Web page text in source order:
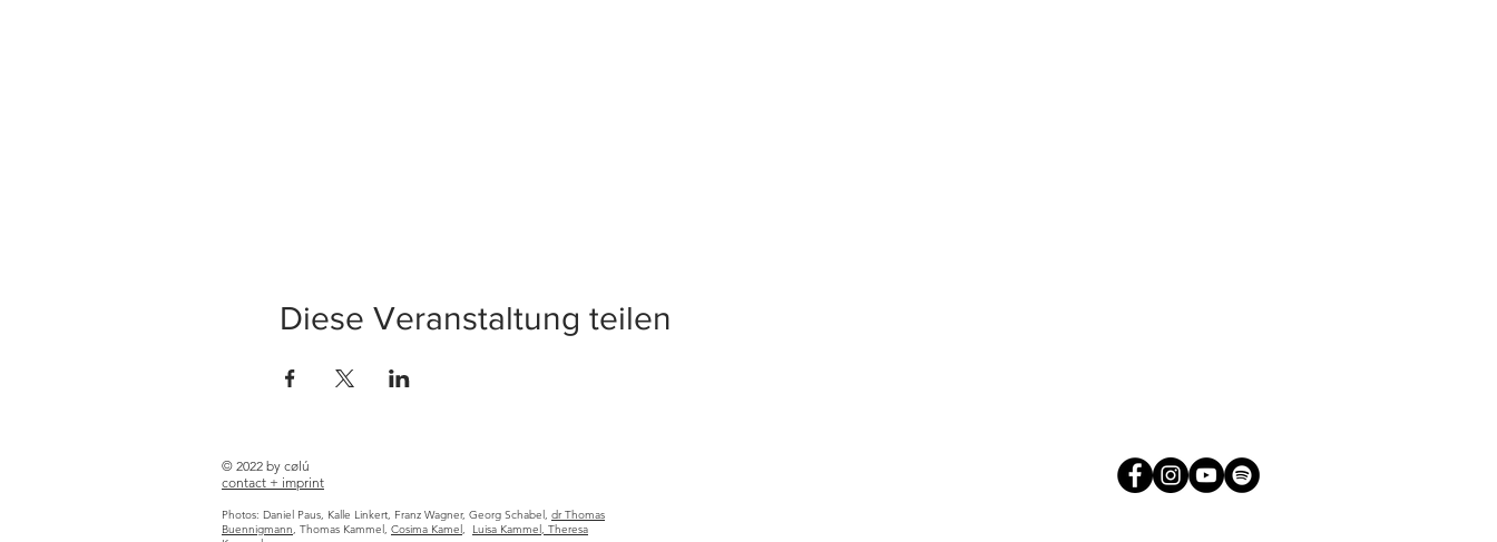
Diese Veranstaltung teilen
© 2022 by cølú
contact + imprint
Photos: Daniel Paus, Kalle Linkert, Franz Wagner, Georg Schabel, dr Thomas
Buennigmann, Thomas Kammel, Cosima Kamel, Luisa Kammel, Theresa